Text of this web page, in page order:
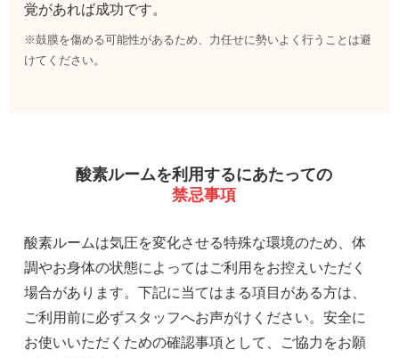
覚があれば成功です。
※鼓膜を傷める可能性があるため、力任せに勢いよく行うことは避
けてください。
酸素ルームを利用するにあたっての
禁忌事項
酸素ルームは気圧を変化させる特殊な環境のため、体
調やお身体の状態によってはご利用をお控えいただく
場合があります。下記に当てはまる項目がある方は、
ご利用前に必ずスタッフへお声がけください。安全に
お使いいただくための確認事項として、ご協力をお願